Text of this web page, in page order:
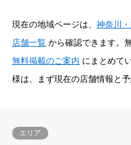
現在の地域ページは、 神奈川
店舗一覧 から確認できます。
無料掲載のご案内 にまとめて
様は、まず現在の店舗情報と
エリア